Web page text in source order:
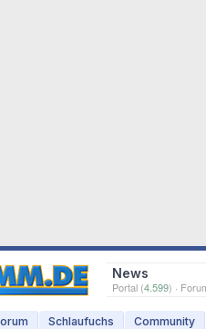
News
Portal (4.599) ·
Schlaufuchs Community